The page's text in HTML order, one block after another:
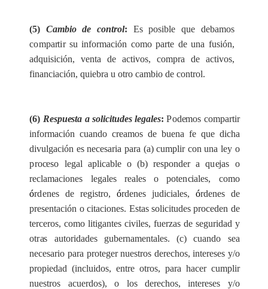
(5) Cambio de control: Es posible que debamos
compartir su información como parte de una fusión,
adquisición, venta de activos, compra deactivos,
financiación, quiebra u otrocambio decontrol.
(6) Respuesta a solicitudes legales: Podemos compartir
información cuandocreamos de buena fe que dicha
divulgación es necesaria para (a)cumplir con una ley o
proceso legal aplicable o (b) responder a quejas o
reclamaciones legales reales o potenciales, como
órdenes de registro, órdenes judiciales, órdenes de
presentación o citaciones. Estas solicitudes proceden de
terceros,comolitigantesciviles,fuerzas de seguridad y
otras autoridades gubernamentales.(c)cuando sea
necesario para proteger nuestros derechos, intereses y/o
propiedad (incluidos, entre otros, para hacer cumplir
nuestros acuerdos), o los derechos, intereses y/o